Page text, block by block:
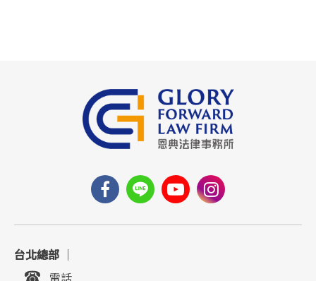
台北總部 ｜
電話